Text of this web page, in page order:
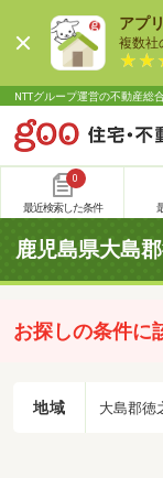
アプ
複数社
NTTグループ運営の不動産総
0
最近検索した条件
鹿児島県大島
お探しの条件に
地域 大島郡徳